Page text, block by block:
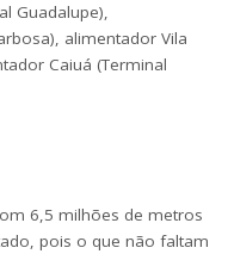
Guadalupe),
alimentador Vila
Caiuá (Terminal
6,5 milhões de metros
pois o que não faltam